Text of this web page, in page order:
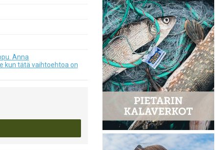
Anna
kun tätä vaihtoehtoa on